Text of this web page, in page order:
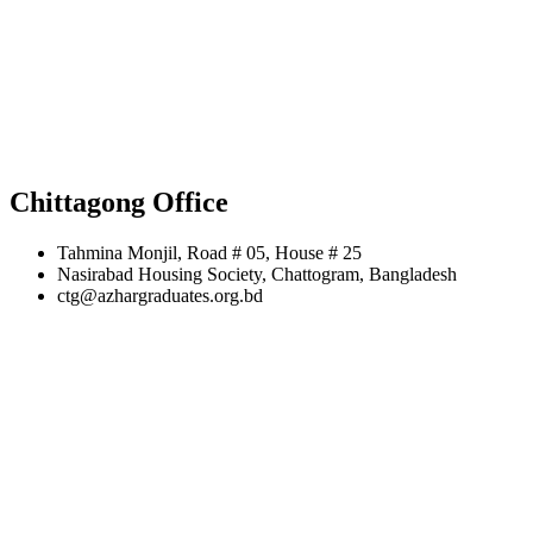
Chittagong Office
Tahmina Monjil, Road # 05, House # 25
Nasirabad Housing Society, Chattogram, Bangladesh
ctg@azhargraduates.org.bd